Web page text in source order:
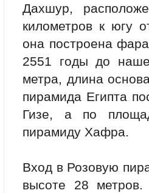
Дахшур,
километров к югу
она построена
2551 годы до
метра, длина
пирамида Египта
Гизе, а по
пирамиду Хафра.
Вход в Розовую
высоте 28